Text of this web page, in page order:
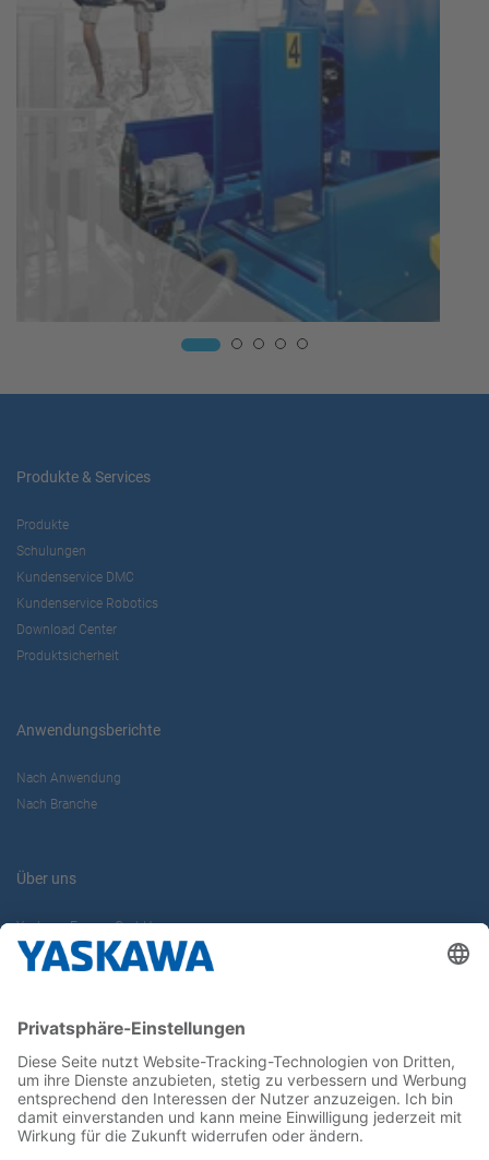
Produkte & Services
Produkte
Schulungen
Kundenservice DMC
Kundenservice Robotics
Download Center
Produktsicherheit
Anwendungsberichte
Nach Anwendung
Nach Branche
Über uns
Yaskawa Europe GmbH
Karriere
Newsletter